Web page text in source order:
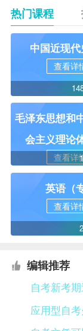
热门课程
中国近现
查看详
毛泽东思想和
会主义理论
查看详
英语（
查看详
编辑推荐
自考新考
应用型自